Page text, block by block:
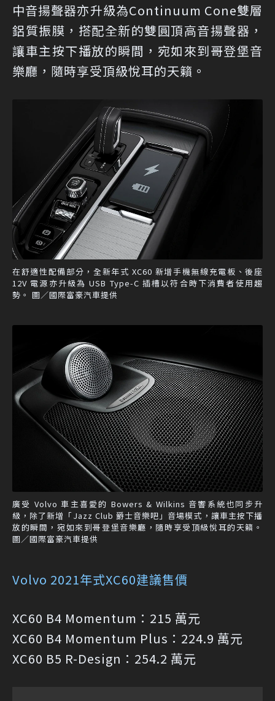
中音揚聲器亦升級為Continuum Cone雙層
鋁質振膜，搭配全新的雙圓頂高音揚聲器，
讓車主按下播放的瞬間，宛如來到哥登堡音
樂廳，隨時享受頂級悅耳的天籟。
在舒適性配備部分，全新年式 XC60 新增手機無線充電板、後座
12V 電源亦升級為 USB Type-C 插槽以符合時下消費者使用趨
勢。 圖／國際富豪汽車提供
廣受 Volvo 車主喜愛的 Bowers & Wilkins 音響系統也同步升
級，除了新增「Jazz Club 爵士音樂吧」音場模式，讓車主按下播
放的瞬間，宛如來到哥登堡音樂廳，隨時享受頂級悅耳的天籟。
圖／國際富豪汽車提供
Volvo 2021年式XC60建議售價
XC60 B4 Momentum：215 萬元
XC60 B4 Momentum Plus：224.9 萬元
XC60 B5 R-Design：254.2 萬元